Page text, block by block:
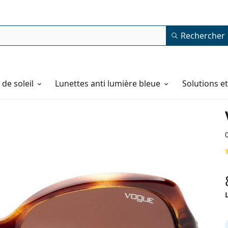
Rechercher
soleil Lunettes anti lumière bleue Solutions